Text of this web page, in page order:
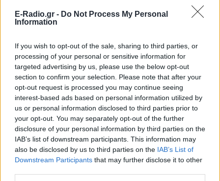
E-Radio.gr - Do Not Process My Personal
Information
If you wish to opt-out of the sale, sharing to third parties, or
processing of your personal or sensitive information for
targeted advertising by us, please use the below opt-out
section to confirm your selection. Please note that after your
opt-out request is processed you may continue seeing
interest-based ads based on personal information utilized by
us or personal information disclosed to third parties prior to
your opt-out. You may separately opt-out of the further
disclosure of your personal information by third parties on the
IAB’s list of downstream participants. This information may
also be disclosed by us to third parties on the IAB’s List of
Downstream Participants that may further disclose it to other
ΣΗΜΕΡΑ ΡΟΗ ΠΟΛΙΤΙΣΜΟΣ
ΕΙΔΗΣΕΙΣ
Σοκ στην Κρήτη: Τουρίστας επιχείρησε να
χρηματίσει υπάλληλο για του επιτρέψει να
ασελγήσει σε ανήλικη
ΕΙΔΗΣΕΙΣ
Σέρρες: Βίντεο-ντοκουμέντο από το τροχαίο